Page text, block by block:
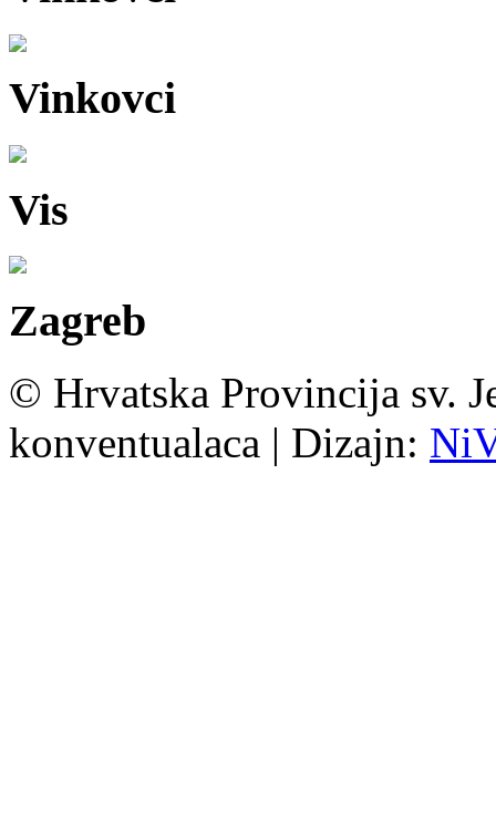
Vinkovci
Vis
Zagreb
© Hrvatska Provincija sv.
konventualaca | Dizajn: